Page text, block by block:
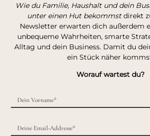
Wie du Familie, Haushalt und dein
unter einen Hut bekommstdirekt
Newsletter erwarten dich außerdem
unbequeme Wahrheiten, smarte
Alltag und dein Business. Damit du
ein Stück näher
Worauf wartest du?